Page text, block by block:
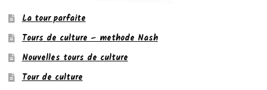
La tour parfaite
Tours de culture – methode Nash
Nouvelles tours de culture
Tour de culture